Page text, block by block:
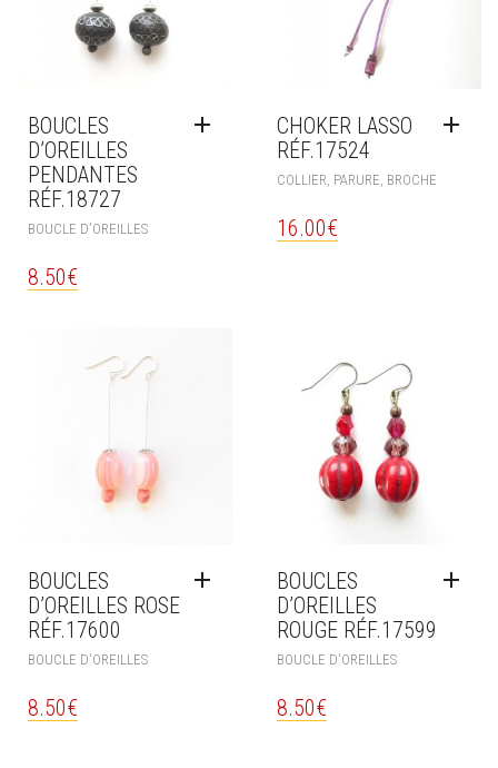
BOUCLES
D’OREILLES
PENDANTES
RÉF.18727
BOUCLE D'OREILLES
8.50€
CHOKER LASSO
RÉF.17524
COLLIER, PARURE, BROCHE
16.00€
BOUCLES
D’OREILLES ROSE
RÉF.17600
BOUCLE D'OREILLES
8.50€
BOUCLES
D’OREILLES
ROUGE RÉF.17599
BOUCLE D'OREILLES
8.50€